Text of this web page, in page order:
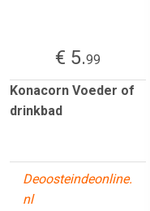
€ 5.99
Konacorn Voeder of
drinkbad
Deoosteindeonline.
nl